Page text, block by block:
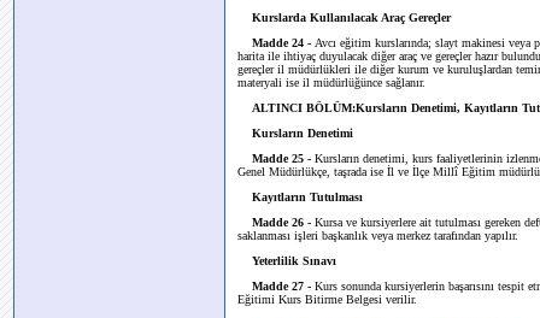
Kurslarda Kullanılacak Araç Gereçler
Madde 24 - Avcı eğitim kurslarında; slayt makinesi veya
harita ile ihtiyaç duyulacak diğer araç ve gereçler hazır
gereçler il müdürlükleri ile diğer kurum ve kuruluşlardan
materyali ise il müdürlüğünce sağlanır.
ALTINCI BÖLÜM:Kursların Denetimi, Kayıtların
Kursların Denetimi
Madde 25 - Kursların denetimi, kurs faaliyetlerinin
Genel Müdürlükçe, taşrada ise İl ve İlçe Millî Eğitim
Kayıtların Tutulması
Madde 26 - Kursa ve kursiyerlere ait tutulması gereken
saklanması işleri başkanlık veya merkez tarafından yapılır.
Yeterlilik Sınavı
Madde 27 - Kurs sonunda kursiyerlerin başarısını tespit
Eğitimi Kurs Bitirme Belgesi verilir.